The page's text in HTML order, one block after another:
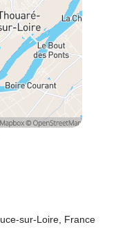
sur-Loire, France